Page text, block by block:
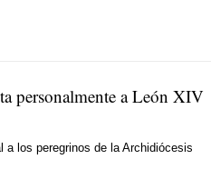
personalmente a León XIV
a los peregrinos de la Archidiócesis